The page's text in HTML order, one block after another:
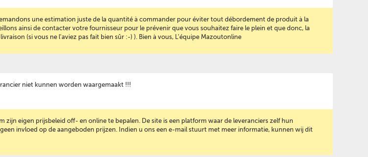
une estimation juste de la quantité à commander pour éviter tout débordement de produit à la
ainsi de contacter votre fournisseur pour le prévenir que vous souhaitez faire le plein et que donc, la
(si vous ne l'aviez pas fait bien sûr :-) ). Bien à vous, L'équipe Mazoutonline
niet kunnen worden waargemaakt !!!
zijn eigen prijsbeleid off- en online te bepalen. De site is een platform waar de leveranciers zelf hun
invloed op de aangeboden prijzen. Indien u ons een e-mail stuurt met meer informatie, kunnen wij dit